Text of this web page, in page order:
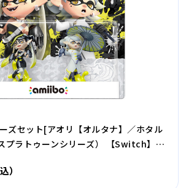
ズセット[アオリ【オルタナ】／ホタル
プラトゥーンシリーズ） 【Switch】
）